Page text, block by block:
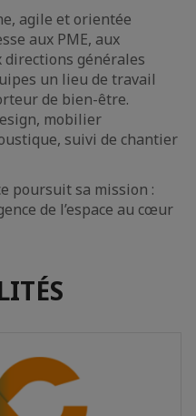
agile et orientée
aux PME, aux
directions générales
un lieu de travail
de bien-être.
mobilier
suivi de chantier
poursuit sa mission :
de l’espace au cœur